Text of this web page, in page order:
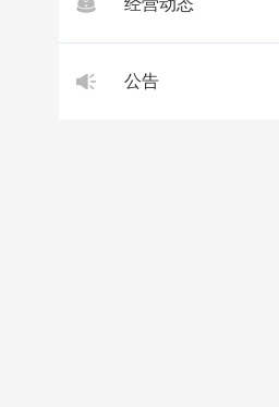
经营动态
公告